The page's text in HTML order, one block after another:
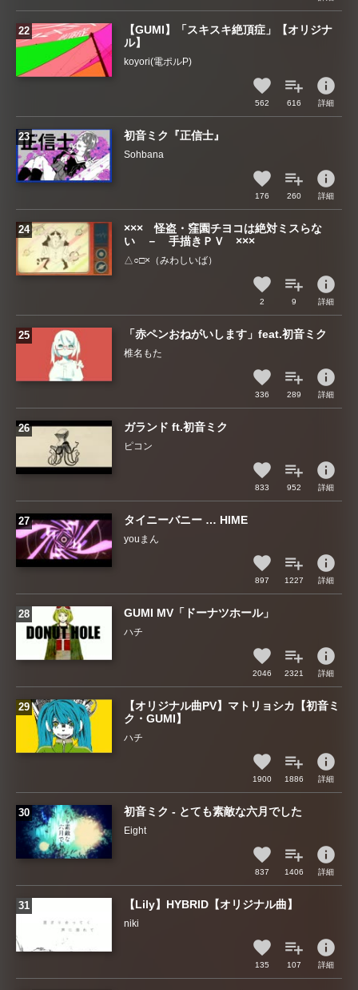
【GUMI】「スキスキ絶頂症」【オリジナ
ル】
koyori(電ポルP)
562 616
info
詳細
初音ミク『正信士』
Sohbana
176 260
info
詳細
××× 怪盗・窪園チヨコは絶対ミスらな
い － 手描きＰＶ ×××
△○□×（みわしいば）
2 9
info
詳細
「赤ペンおねがいします」feat.初音ミク
椎名もた
336 289
info
詳細
ガランド ft.初音ミク
ピコン
833 952
info
詳細
タイニーバニー … HIME
youまん
897 1227
info
詳細
GUMI MV「ドーナツホール」
ハチ
2046 2321
info
詳細
【オリジナル曲PV】マトリョシカ【初音ミ
ク・GUMI】
ハチ
1900 1886
info
詳細
初音ミク - とても素敵な六月でした
Eight
837 1406
info
詳細
【Lily】HYBRID【オリジナル曲】
niki
135 107
info
詳細